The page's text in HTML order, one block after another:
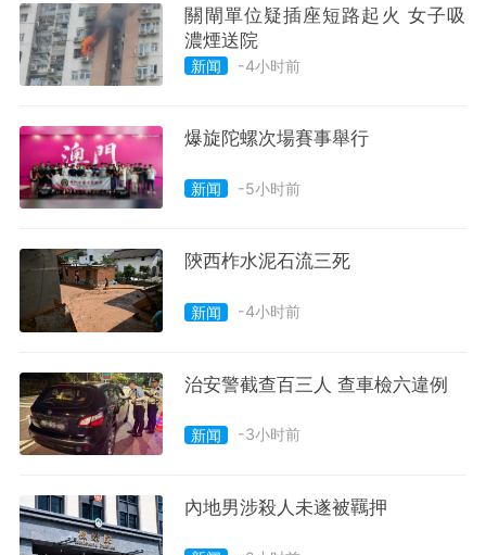
關閘單位疑插座短路起火 女子吸
濃煙送院
新闻 -4小时前
爆旋陀螺次場賽事舉行
新闻 -5小时前
陝西柞水泥石流三死
新闻 -4小时前
治安警截查百三人 查車檢六違例
新闻 -3小时前
內地男涉殺人未遂被羈押